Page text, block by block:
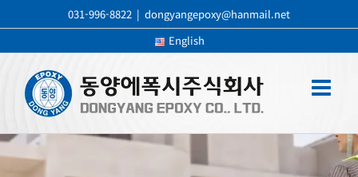
너
031-996-8822 | dongyangepoxy@hanmail.net
English